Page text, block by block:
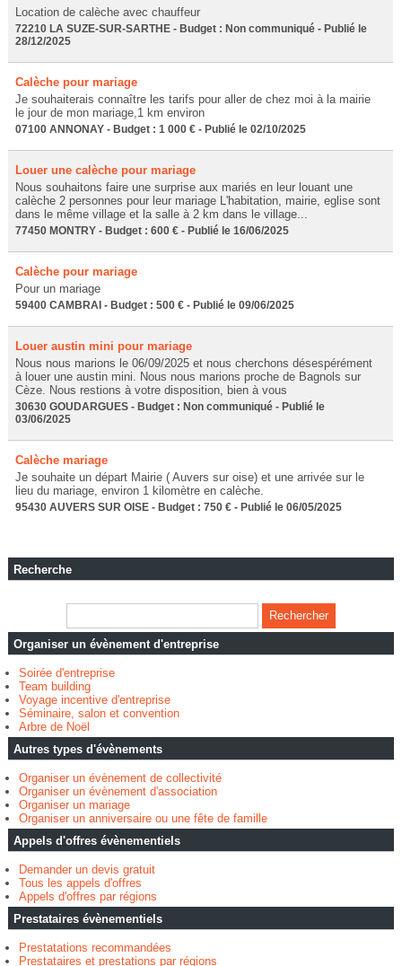
Location de calèche avec chauffeur
72210 LA SUZE-SUR-SARTHE - Budget : Non communiqué - Publié le
28/12/2025
Calèche pour mariage
Je souhaiterais connaître les tarifs pour aller de chez moi à la mairie
le jour de mon mariage,1 km environ
07100 ANNONAY - Budget : 1 000 € - Publié le 02/10/2025
Louer une calèche pour mariage
Nous souhaitons faire une surprise aux mariés en leur louant une
calèche 2 personnes pour leur mariage L'habitation, mairie, eglise sont
dans le même village et la salle à 2 km dans le village...
77450 MONTRY - Budget : 600 € - Publié le 16/06/2025
Calèche pour mariage
Pour un mariage
59400 CAMBRAI - Budget : 500 € - Publié le 09/06/2025
Louer austin mini pour mariage
Nous nous marions le 06/09/2025 et nous cherchons désespérément
à louer une austin mini. Nous nous marions proche de Bagnols sur
Cèze. Nous restions à votre disposition, bien à vous
30630 GOUDARGUES - Budget : Non communiqué - Publié le
03/06/2025
Calèche mariage
Je souhaite un départ Mairie ( Auvers sur oise) et une arrivée sur le
lieu du mariage, environ 1 kilomètre en calèche.
95430 AUVERS SUR OISE - Budget : 750 € - Publié le 06/05/2025
Recherche
Organiser un évènement d'entreprise
Soirée d'entreprise
Team building
Voyage incentive d'entreprise
Séminaire, salon et convention
Arbre de Noël
Autres types d'évènements
Organiser un évènement de collectivité
Organiser un évènement d'association
Organiser un mariage
Organiser un anniversaire ou une fête de famille
Appels d'offres évènementiels
Demander un devis gratuit
Tous les appels d'offres
Appels d'offres par régions
Prestataires évènementiels
Prestatations recommandées
Prestataires et prestations par régions